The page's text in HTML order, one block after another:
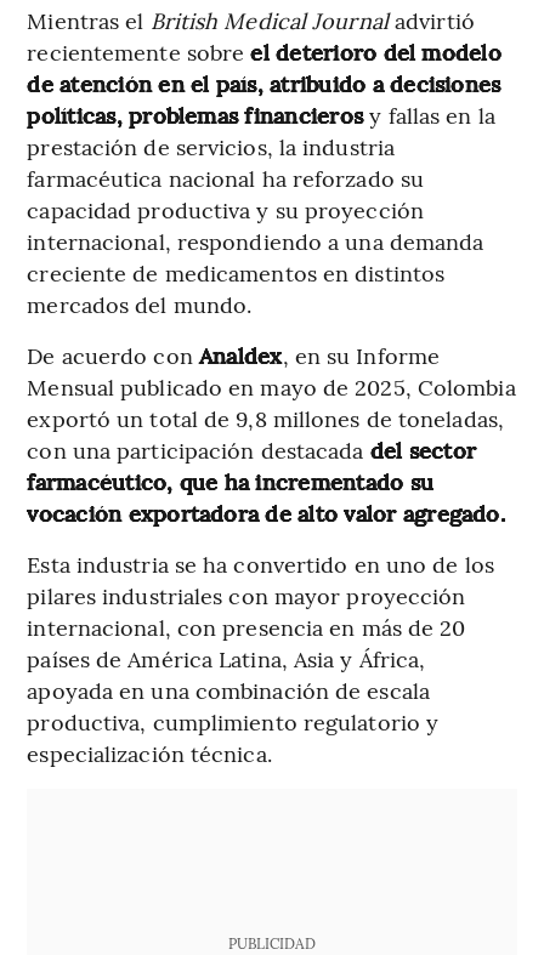
Mientras el British Medical Journaladvirtió
recientemente sobreel deterioro del modelo
de atención en el país, atribuido a decisiones
políticas, problemas financierosy fallas en la
prestación de servicios, la industria
farmacéutica nacional ha reforzado su
capacidad productiva y su proyección
internacional, respondiendo a una demanda
creciente de medicamentos en distintos
mercados del mundo.
De acuerdo conAnaldex, en su Informe
Mensual publicado en mayo de 2025, Colombia
exportó un total de 9,8 millones de toneladas,
con una participación destacada del sector
farmacéutico, que ha incrementado su
vocación exportadora de alto valor agregado.
Esta industria se ha convertido en uno de los
pilares industriales con mayor proyección
internacional, con presencia en más de 20
países de América Latina, Asia y África,
apoyada en una combinación de escala
productiva, cumplimiento regulatorio y
especialización técnica.
PUBLICIDAD